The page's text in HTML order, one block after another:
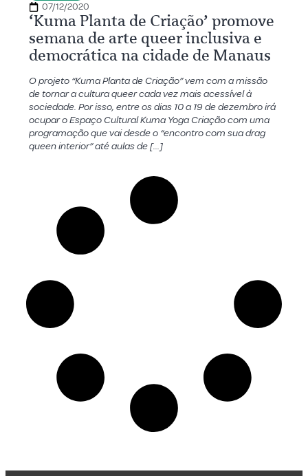
07/12/2020
‘Kuma Planta de Criação’ promove
semana de arte queer inclusiva e
democrática na cidade de Manaus
O projeto “Kuma Planta de Criação” vem com a missão
de tornar a cultura queer cada vez mais acessível à
sociedade. Por isso, entre os dias 10 a 19 de dezembro irá
ocupar o Espaço Cultural Kuma Yoga Criação com uma
programação que vai desde o “encontro com sua drag
queen interior” até aulas de […]